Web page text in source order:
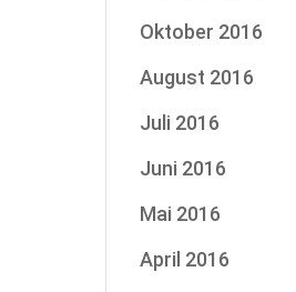
Oktober 2016
August 2016
Juli 2016
Juni 2016
Mai 2016
April 2016